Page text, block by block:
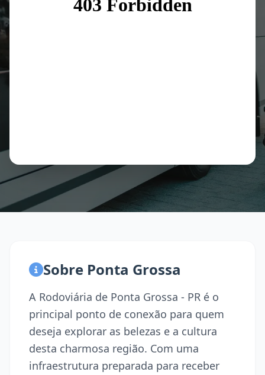
Sobre Ponta Grossa
A Rodoviária de Ponta Grossa - PR é o
principal ponto de conexão para quem
deseja explorar as belezas e a cultura
desta charmosa região. Com uma
infraestrutura preparada para receber